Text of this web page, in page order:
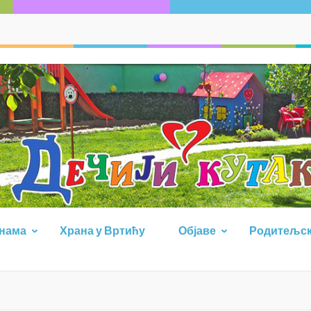
Храна у Вртићу Објаве